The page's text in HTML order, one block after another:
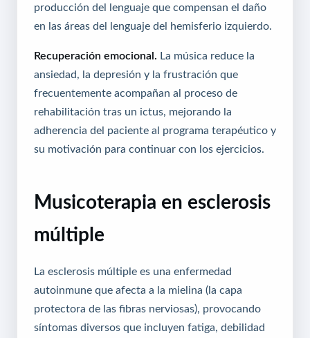
producción del lenguaje que compensan el daño
en las áreas del lenguaje del hemisferio izquierdo.
Recuperación emocional.
La música reduce la
ansiedad, la depresión y la frustración que
frecuentemente acompañan al proceso de
rehabilitación tras un ictus, mejorando la
adherencia del paciente al programa terapéutico y
su motivación para continuar con los ejercicios.
Musicoterapia en esclerosis
múltiple
La esclerosis múltiple es una enfermedad
autoinmune que afecta a la mielina (la capa
protectora de las fibras nerviosas), provocando
síntomas diversos que incluyen fatiga, debilidad